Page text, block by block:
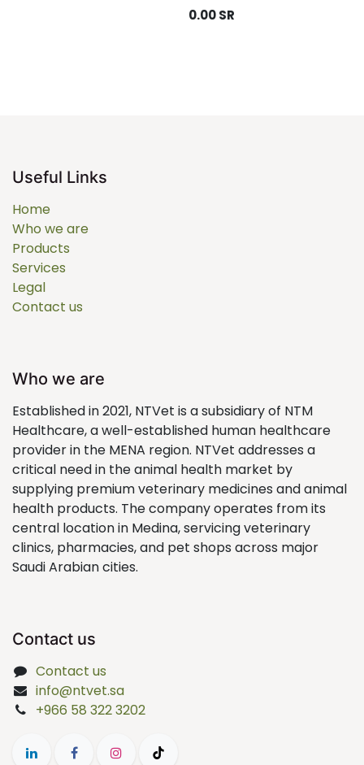
0.00SR
Useful Links
Home
Who we are
Products
Services
Legal
Contact us
Who we are
Established in 2021, NTVet is a subsidiary of NTM
Healthcare, a well-established human healthcare
provider in the MENA region. NTVet addresses a
critical need in the animal health market by
supplying premium veterinary medicines and animal
health products. The company operates from its
central location in Medina, servicing veterinary
clinics, pharmacies, and pet shops across major
Saudi Arabian cities.
Contact us
Contact us
info@ntvet.sa
+966 58 322 3202